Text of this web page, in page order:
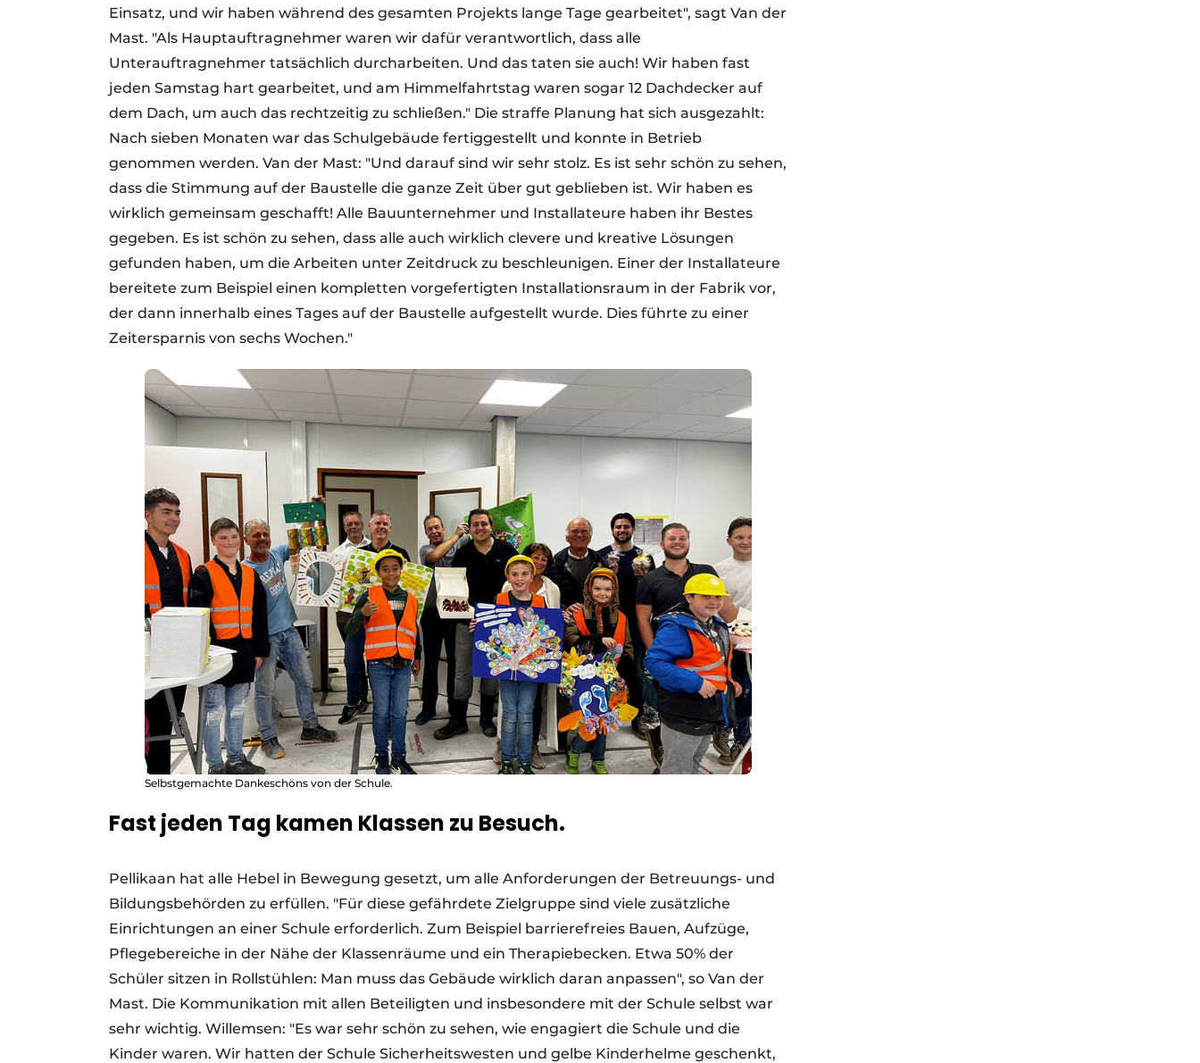
Einsatz, und wir haben während des gesamten Projekts lange Tage gearbeitet", sagt Van der
Mast. "Als Hauptauftragnehmer waren wir dafür verantwortlich, dass alle
Unterauftragnehmer tatsächlich durcharbeiten. Und das taten sie auch! Wir haben fast
jeden Samstag hart gearbeitet, und am Himmelfahrtstag waren sogar 12 Dachdecker auf
dem Dach, um auch das rechtzeitig zu schließen." Die straffe Planung hat sich ausgezahlt:
Nach sieben Monaten war das Schulgebäude fertiggestellt und konnte in Betrieb
genommen werden. Van der Mast: "Und darauf sind wir sehr stolz. Es ist sehr schön zu sehen,
dass die Stimmung auf der Baustelle die ganze Zeit über gut geblieben ist. Wir haben es
wirklich gemeinsam geschafft! Alle Bauunternehmer und Installateure haben ihr Bestes
gegeben. Es ist schön zu sehen, dass alle auch wirklich clevere und kreative Lösungen
gefunden haben, um die Arbeiten unter Zeitdruck zu beschleunigen. Einer der Installateure
bereitete zum Beispiel einen kompletten vorgefertigten Installationsraum in der Fabrik vor,
der dann innerhalb eines Tages auf der Baustelle aufgestellt wurde. Dies führte zu einer
Zeitersparnis von sechs Wochen."
Selbstgemachte Dankeschöns von der Schule.
Fast jeden Tag kamen Klassen zu Besuch.
Pellikaan hat alle Hebel in Bewegung gesetzt, um alle Anforderungen der Betreuungs- und
Bildungsbehörden zu erfüllen. "Für diese gefährdete Zielgruppe sind viele zusätzliche
Einrichtungen an einer Schule erforderlich. Zum Beispiel barrierefreies Bauen, Aufzüge,
Pflegebereiche in der Nähe der Klassenräume und ein Therapiebecken. Etwa 50% der
Schüler sitzen in Rollstühlen: Man muss das Gebäude wirklich daran anpassen", so Van der
Mast. Die Kommunikation mit allen Beteiligten und insbesondere mit der Schule selbst war
sehr wichtig. Willemsen: "Es war sehr schön zu sehen, wie engagiert die Schule und die
Kinder waren. Wir hatten der Schule Sicherheitswesten und gelbe Kinderhelme geschenkt,